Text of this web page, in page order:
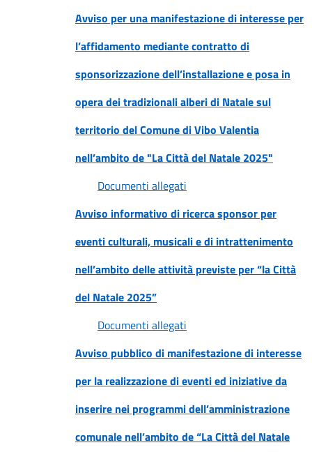
Avviso per una manifestazione di interesse per
l’affidamento mediante contratto di
sponsorizzazione dell’installazione e posa in
opera dei tradizionali alberi di Natale sul
territorio del Comune di Vibo Valentia
nell’ambito de "La Città del Natale 2025"
Documenti allegati
Avviso informativo di ricerca sponsor per
eventi culturali, musicali e di intrattenimento
nell’ambito delle attività previste per “la Città
del Natale 2025”
Documenti allegati
Avviso pubblico di manifestazione di interesse
per la realizzazione di eventi ed iniziative da
inserire nei programmi dell’amministrazione
comunale nell’ambito de “La Città del Natale